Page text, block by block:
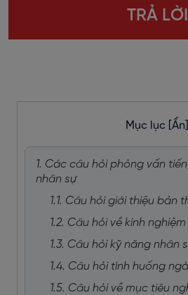
TRẢ LỜI
Mục lục [Ẩn]
1. Các câu hỏi phỏng vấn
nhân sự
1.1. Câu hỏi giới thiệu bản
1.2. Câu hỏi về kinh
1.3. Câu hỏi kỹ năng nhân
1.4. Câu hỏi tình huống
1.5. Câu hỏi về mục tiêu